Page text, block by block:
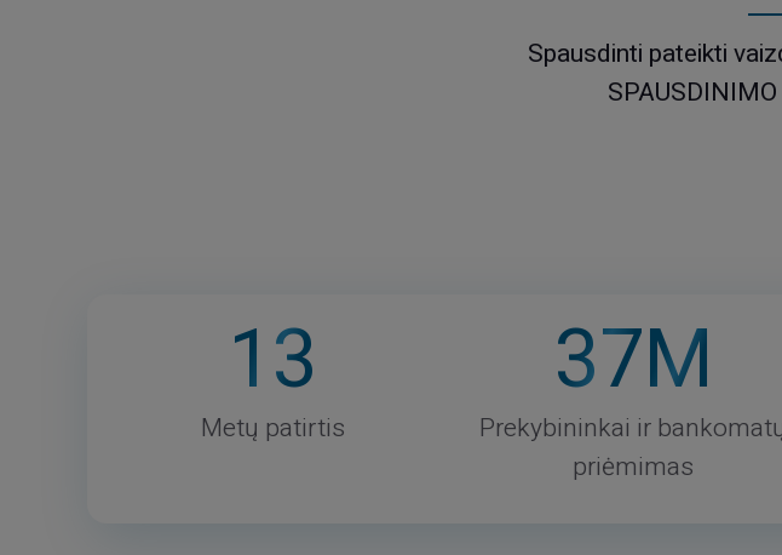
Spausdinti pateikti
13
Metų patirtis
37M
Prekybininkai ir
priėmimas